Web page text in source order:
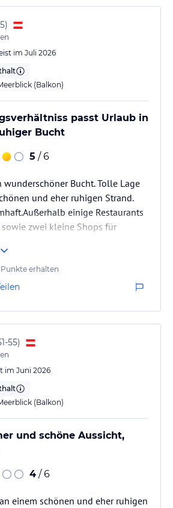
)
im Juli 2026
(Balkon)
passt Urlaub in
Bucht
5 / 6
wunderschöner Bucht. Tolle Lage
und eher ruhigen Strand.
einige Restaurants
zwei kleine Shops für
hellhörig aber immer sauber.
funktionierende Dusche. Man
Poolbereich des Hotels
und etwas unpersönlich.
sehr nett.
erhalten
55)
im Juni 2026
(Balkon)
und schöne Aussicht,
4 / 6
einem schönen und eher ruhigen